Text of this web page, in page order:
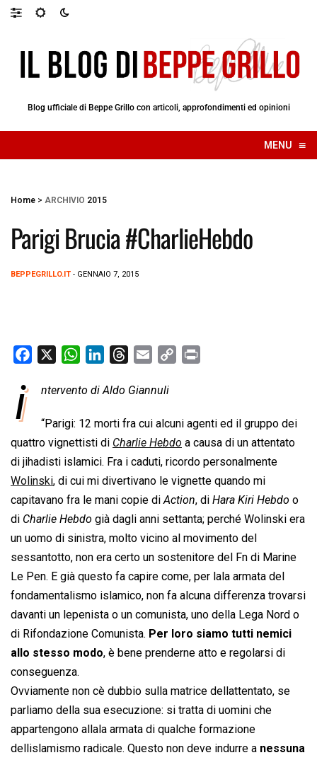
Blog ufficiale di Beppe Grillo con articoli, approfondimenti ed opinioni
MENU ≡
☰
Home > ARCHIVIO 2015
Parigi Brucia #CharlieHebdo
BEPPEGRILLO.IT - GENNAIO 7, 2015
o
o
k
W
a
s
A
p
p
n
e
d
n
r
a
d
s
a
l
L
i
n
k
t
i ntervento di Aldo Giannuli
“Parigi: 12 morti fra cui alcuni agenti ed il gruppo dei
quattro vignettisti di  Charlie Hebdo  a causa di un attentato
di jihadisti islamici. Fra i caduti, ricordo personalmente
Wolinski, di cui mi divertivano le vignette quando mi
capitavano fra le mani copie di Action, di  Hara Kiri Hebdo  o
di  Charlie Hebdo  già dagli anni settanta; perché Wolinski era
un uomo di sinistra, molto vicino al movimento del
sessantotto, non era certo un sostenitore del Fn di Marine
Le Pen. E già questo fa capire come, per lala armata del
fondamentalismo islamico, non fa alcuna differenza trovarsi
davanti un lepenista o un comunista, uno della Lega Nord o
di Rifondazione Comunista. Per loro siamo tutti nemici
allo stesso modo, è bene prenderne atto e regolarsi di
conseguenza.
Ovviamente non cè dubbio sulla matrice dellattentato, se
parliamo della sua esecuzione: si tratta di uomini che
appartengono allala armata di qualche formazione
dellislamismo radicale. Questo non deve indurre a nessuna